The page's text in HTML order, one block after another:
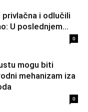
privlačna i odlučili
U poslednjem...
0
mogu biti
mehanizam iza
0